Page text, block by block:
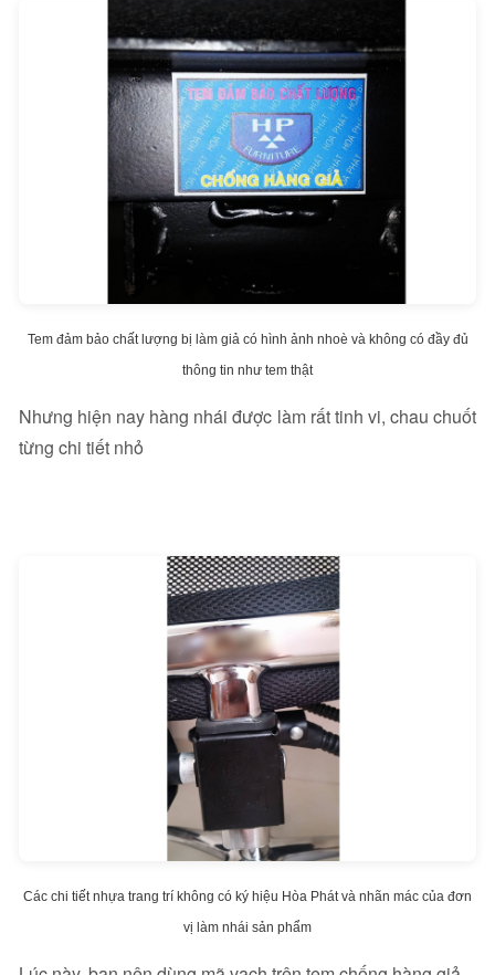
Tem đảm bảo chất lượng bị làm giả có hình ảnh nhoè và không có đầy đủ
thông tin như tem thật
Nhưng hiện nay hàng nhái được làm rất tinh vi, chau chuốt
từng chi tiết nhỏ
Các chi tiết nhựa trang trí không có ký hiệu Hòa Phát và nhãn mác của đơn
vị làm nhái sản phẩm